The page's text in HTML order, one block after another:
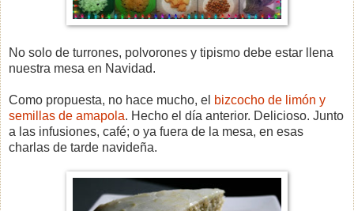
No solo de turrones, polvorones y tipismo debe estar llena
nuestra mesa en Navidad.
Como propuesta, no hace mucho, el bizcocho de limón y
semillas de amapola. Hecho el día anterior. Delicioso. Junto
a las infusiones, café; o ya fuera de la mesa, en esas
charlas de tarde navideña.